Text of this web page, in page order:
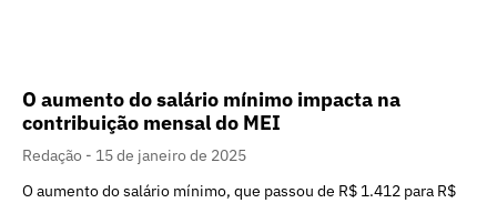
O aumento do salário mínimo impacta na
contribuição mensal do MEI
Redação
15 de janeiro de 2025
O aumento do salário mínimo, que passou de R$ 1.412 para R$